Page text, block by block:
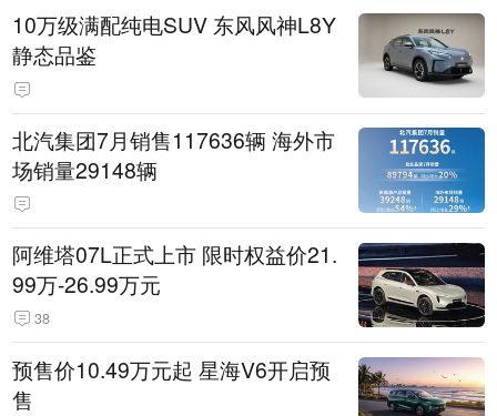
10万级满配纯电SUV 东风风神L8Y
静态品鉴
北汽集团7月销售117636辆 海外市
场销量29148辆
阿维塔07L正式上市 限时权益价21.
99万-26.99万元
38
预售价10.49万元起 星海V6开启预
售